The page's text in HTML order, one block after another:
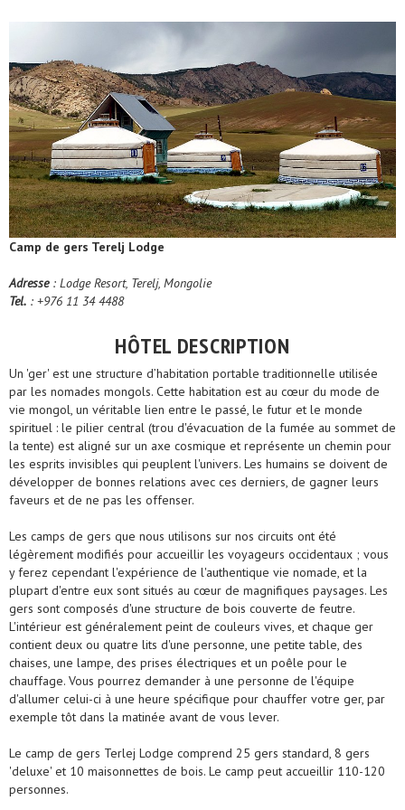
Camp de gers Terelj Lodge
Adresse: Lodge Resort, Terelj, Mongolie
Tel. : +976 11 34 4488
HÔTEL DESCRIPTION
Un 'ger' est une structure d’habitation portable traditionnelle utilisée
par les nomades mongols. Cette habitation est au cœur du mode de
vie mongol, un véritable lien entre le passé, le futur et le monde
spirituel : le pilier central (trou d'évacuation de la fumée au sommet de
la tente) est aligné sur un axe cosmique et représente un chemin pour
les esprits invisibles qui peuplent l'univers. Les humains se doivent de
développer de bonnes relations avec ces derniers, de gagner leurs
faveurs et de ne pas les offenser.
Les camps de gers que nous utilisons sur nos circuits ont été
légèrement modifiés pour accueillir les voyageurs occidentaux ; vous
y ferez cependant l'expérience de l'authentique vie nomade, et la
plupart d'entre eux sont situés au cœur de magnifiques paysages. Les
gers sont composés d'une structure de bois couverte de feutre.
L'intérieur est généralement peint de couleurs vives, et chaque ger
contient deux ou quatre lits d'une personne, une petite table, des
chaises, une lampe, des prises électriques et un poêle pour le
chauffage. Vous pourrez demander à une personne de l'équipe
d'allumer celui-ci à une heure spécifique pour chauffer votre ger, par
exemple tôt dans la matinée avant de vous lever.
Le camp de gers Terlej Lodge comprend 25 gers standard, 8 gers
'deluxe' et 10 maisonnettes de bois. Le camp peut accueillir 110-120
personnes.